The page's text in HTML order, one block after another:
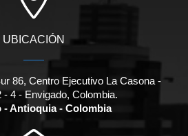
UBICACIÓN
86, Centro Ejecutivo La Casona -
- 4 - Envigado, Colombia.
- Antioquia - Colombia